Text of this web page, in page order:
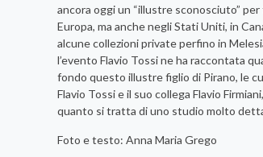
ancora oggi un “illustre sconosciuto”
Europa, ma anche negli Stati Uniti, in
alcune collezioni private perfino in
l’evento Flavio Tossi ne ha raccontata
fondo questo illustre figlio di Pirano, le
Flavio Tossi e il suo collega Flavio
quanto si tratta di uno studio molto
Foto e testo: Anna Maria Grego